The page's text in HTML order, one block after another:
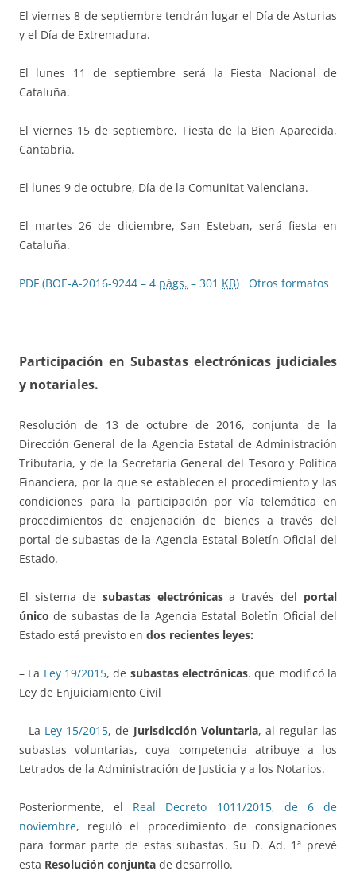
El viernes 8 de septiembre tendrán lugar el Día de Asturias
y el Día de Extremadura.
El lunes 11 de septiembre será la Fiesta Nacional de
Cataluña.
El viernes 15 de septiembre, Fiesta de la Bien Aparecida,
Cantabria.
El lunes 9 de octubre, Día de la Comunitat Valenciana.
El martes 26 de diciembre, San Esteban, será fiesta en
Cataluña.
PDF (BOE-A-2016-9244 – 4 págs. – 301 KB) Otros formatos
Participación en Subastas electrónicas judiciales
y notariales.
Resolución de 13 de octubre de 2016, conjunta de la
Dirección General de la Agencia Estatal de Administración
Tributaria, y de la Secretaría General del Tesoro y Política
Financiera, por la que se establecen el procedimiento y las
condiciones para la participación por vía telemática en
procedimientos de enajenación de bienes a través del
portal de subastas de la Agencia Estatal Boletín Oficial del
Estado.
El sistema de subastas electrónicasa través del portal
único de subastas de la Agencia Estatal Boletín Oficial del
Estado está previsto en dos recientes leyes:
– La Ley 19/2015, de subastas electrónicas. que modificó la
Ley de Enjuiciamiento Civil
– La Ley 15/2015, de Jurisdicción Voluntaria, al regular las
subastas voluntarias, cuya competencia atribuye a los
Letrados de la Administración de Justicia y a los Notarios.
Posteriormente, el Real Decreto 1011/2015, de 6 de
noviembre, reguló el procedimiento de consignaciones
para formar parte de estas subastas. Su D. Ad. 1ª prevé
esta Resolución conjunta de desarrollo.